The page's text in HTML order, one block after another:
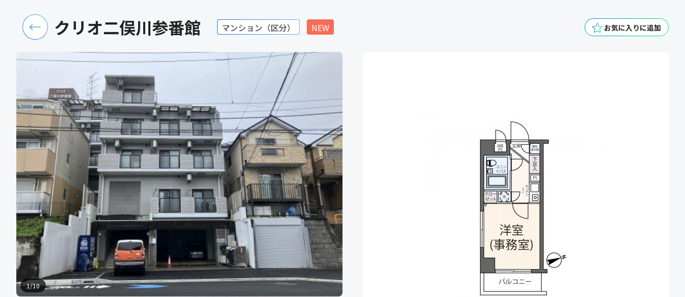
クリオ二俣川参番館 マンション（区分） NEW お気に入りに追加
1/10